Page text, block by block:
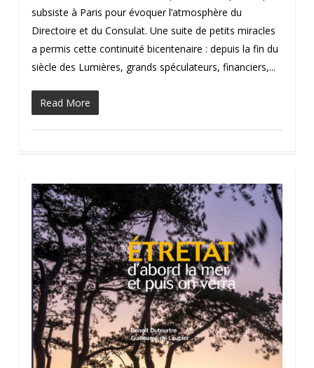
subsiste à Paris pour évoquer l’atmosphère du
Directoire et du Consulat. Une suite de petits miracles
a permis cette continuité bicentenaire : depuis la fin du
siècle des Lumières, grands spéculateurs, financiers,...
Read More
0